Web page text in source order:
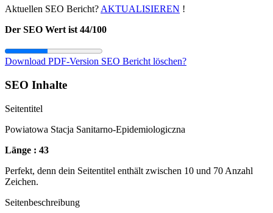
Aktuellen SEO Bericht? AKTUALISIEREN !
Der SEO Wert ist 44/100
Download PDF-Version SEO Bericht löschen?
SEO Inhalte
Seitentitel
Powiatowa Stacja Sanitarno-Epidemiologiczna
Länge : 43
Perfekt, denn dein Seitentitel enthält zwischen 10 und 70 Anzahl
Zeichen.
Seitenbeschreibung